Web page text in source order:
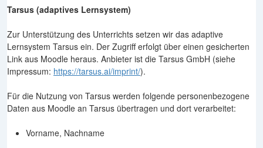
Tarsus (adaptives Lernsystem)
Zur Unterstützung des Unterrichts setzen wir das adaptive
Lernsystem Tarsus ein. Der Zugriff erfolgt über einen gesicherten
Link aus Moodle heraus. Anbieter ist die Tarsus GmbH (siehe
Impressum: https://tarsus.ai/imprint/).
Für die Nutzung von Tarsus werden folgende personenbezogene
Daten aus Moodle an Tarsus übertragen und dort verarbeitet:
Vorname, Nachname